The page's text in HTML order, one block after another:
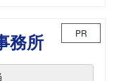
務所 PR